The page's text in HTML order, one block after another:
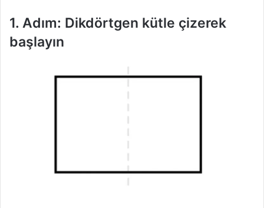
1. Adım: Dikdörtgen kütle çizerek
başlayın